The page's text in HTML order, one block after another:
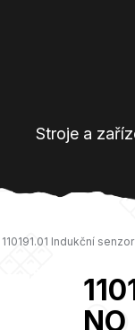
Stroje a
110191.01 Indukční